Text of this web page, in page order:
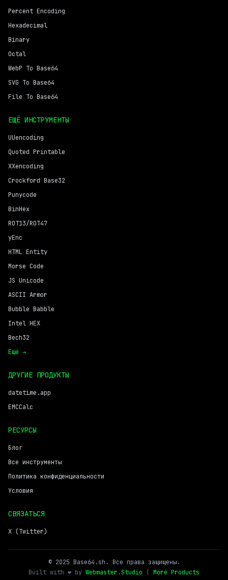
Percent Encoding
Hexadecimal
Binary
Octal
WebP To Base64
SVG To Base64
File To Base64
ЕЩЁ ИНСТРУМЕНТЫ
UUencoding
Quoted Printable
XXencoding
Crockford Base32
Punycode
BinHex
ROT13/ROT47
yEnc
HTML Entity
Morse Code
JS Unicode
ASCII Armor
Bubble Babble
Intel HEX
Bech32
Ещё →
ДРУГИЕ ПРОДУКТЫ
datetime.app
EMCCalc
РЕСУРСЫ
Блог
Все инструменты
Политика конфиденциальности
Условия
СВЯЗАТЬСЯ
X (Twitter)
© 2025 Base64.sh. Все права защищены.
Built with ❤️ by Webmaster.Studio More Products